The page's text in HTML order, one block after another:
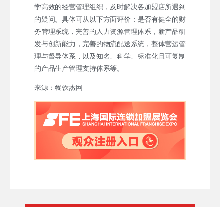
学高效的经营管理组织，及时解决各加盟店所遇到
的疑问。具体可从以下方面评价：是否有健全的财
务管理系统，完善的人力资源管理体系，新产品研
发与创新能力，完善的物流配送系统，整体营运管
理与督导体系，以及知名、科学、标准化且可复制
的产品生产管理支持体系等。
来源：餐饮杰网